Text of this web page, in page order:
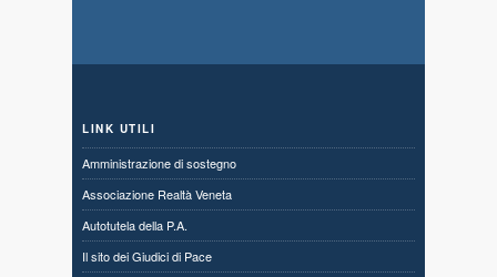
LINK UTILI
Amministrazione di sostegno
Associazione Realtà Veneta
Autotutela della P.A.
Il sito dei Giudici di Pace